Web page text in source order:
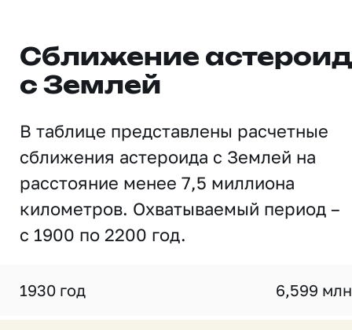
Сближение
с Землей
В таблице представлены расчетные
сближения астероида с Землей на
расстояние менее 7,5 миллиона
километров. Охватываемый период –
с 1900 по 2200 год.
1930 год 6,599